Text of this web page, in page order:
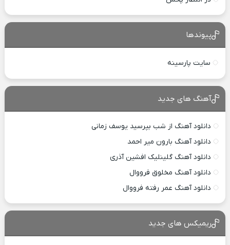
پیوندها
سایت پارسینه
آهنگ های جدید
دانلود آهنگ از شب بپرسید یوسف زمانی
دانلود آهنگ بارون میر احمد
دانلود آهنگ گلینلیک افشین آذری
دانلود آهنگ مخلوق فرووال
دانلود آهنگ عمر رفته فرووال
ریمیکس های جدید